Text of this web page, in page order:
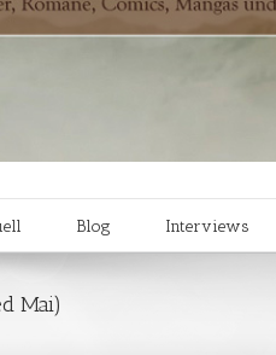
Blog Interviews
Mai)